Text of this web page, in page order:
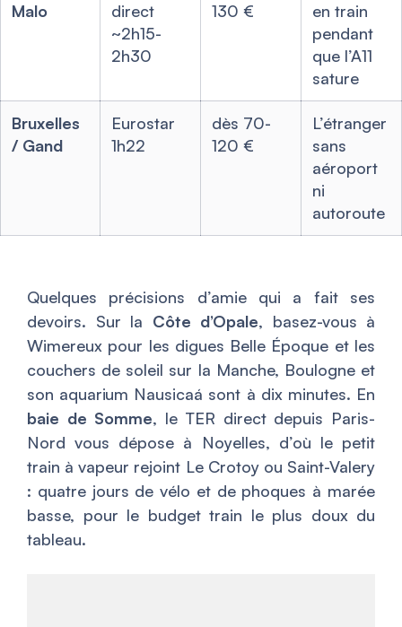
Malo
direct
~2h15-
2h30
130 €
en train
pendant
que l’A11
sature
Bruxelles
/ Gand
Eurostar
1h22
dès 70-
120 €
L’étranger
sans
aéroport
ni
autoroute
Quelques précisions d’amie qui a fait ses
devoirs. Sur la Côte d’Opale, basez-vous à
Wimereux pour les digues Belle Époque et les
couchers de soleil sur la Manche, Boulogne et
son aquarium Nausicaá sont à dix minutes. En
baie de Somme, le TER direct depuis Paris-
Nord vous dépose à Noyelles, d’où le petit
train à vapeur rejoint Le Crotoy ou Saint-Valery
: quatre jours de vélo et de phoques à marée
basse, pour le budget train le plus doux du
tableau.